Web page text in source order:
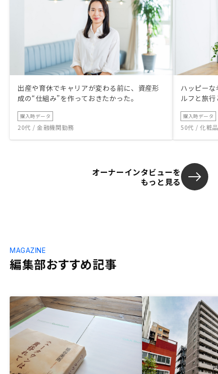
出産や育休でキャリアが変わる前に、資産形
成の“仕組み”を作っておきたかった。
購入時データ
20代 / 金融機関勤務
ハッピー
ルフと旅
購入時データ
50代 / 化粧
オーナーインタビューを
もっと見る
編集部おすすめ記事
MAGAZINE